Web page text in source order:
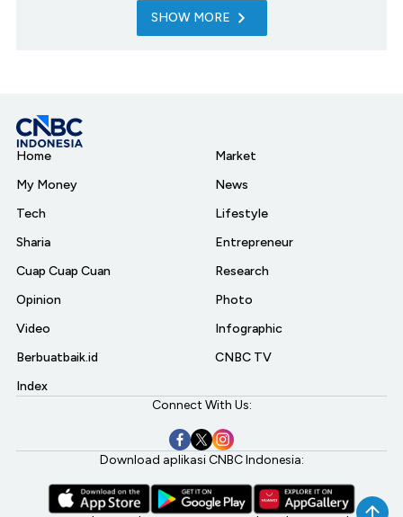
SHOW MORE
Home
My Money
Tech
Sharia
Cuap Cuap Cuan
Opinion
Video
Berbuatbaik.id
Index
Market
News
Lifestyle
Entrepreneur
Research
Photo
Infographic
CNBC TV
Connect With Us:
Download aplikasi CNBC Indonesia: